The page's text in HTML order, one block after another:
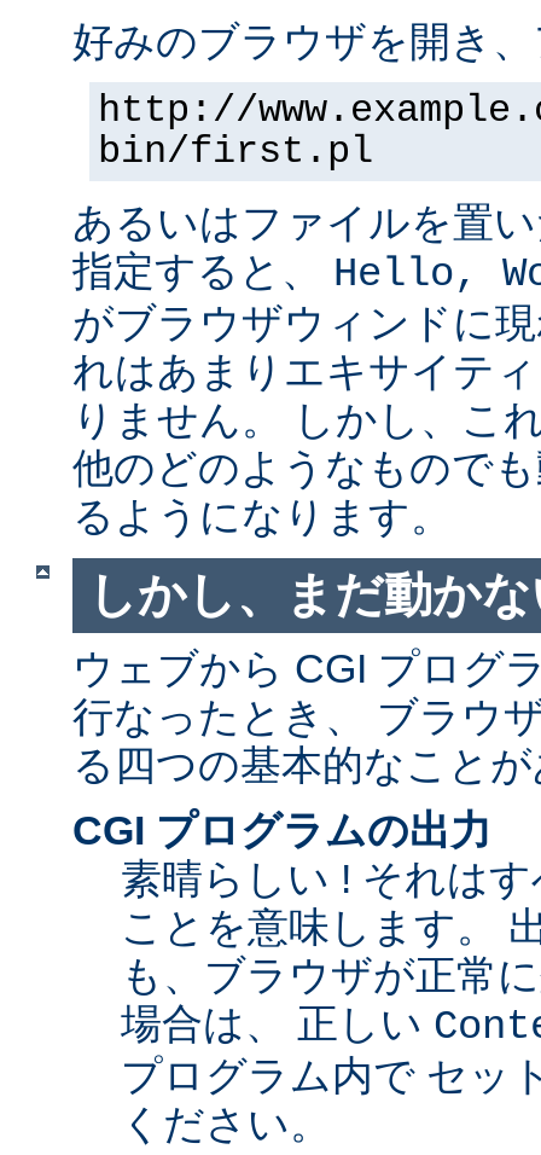
好みのブラウザを開き
http://
bin/first.pl
あるいはファイルを置
指定すると、 Hello,
がブラウザウィンドに
れはあまりエキサイテ
りません。 しかし、こ
他のどのようなもので
るようになります。
しかし、まだ動か
ウェブから CGI プログ
行なったとき、 ブラウ
る四つの基本的なこと
CGI プログラムの出力
素晴らしい ! それは
ことを意味します。
も、ブラウザが正常
場合は、 正しい
プログラム内で セッ
ください。